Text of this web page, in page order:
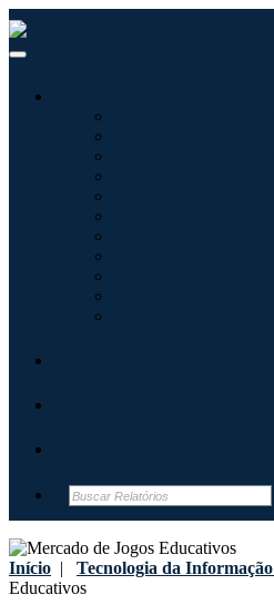
Início | Tecnologia da Informação
Educativos